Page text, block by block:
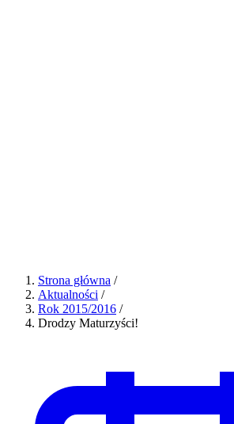
Strona główna /
Aktualności /
Rok 2015/2016 /
Drodzy Maturzyści!